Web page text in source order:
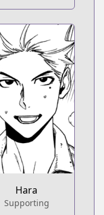
Hara
Supporting